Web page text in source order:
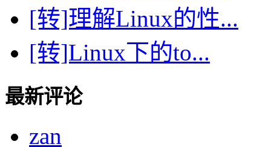
[转]理解Linux的性...
[转]Linux下的to...
最新评论
zan